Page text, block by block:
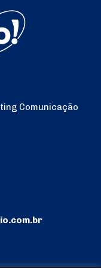
Comunicação